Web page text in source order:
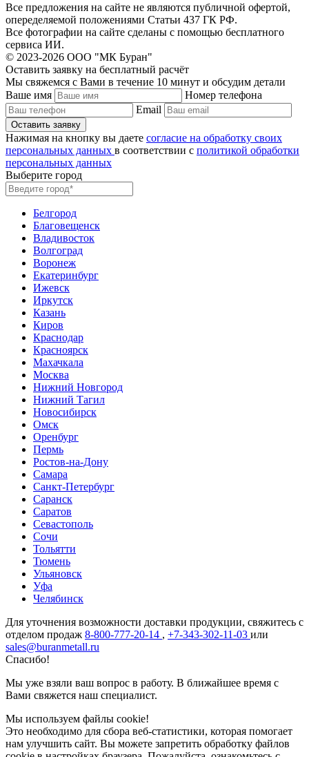
Все предложения на сайте не являются публичной офертой,
опеределяемой положениями Статьи 437 ГК РФ.
Все фотографии на сайте сделаны с помощью бесплатного
сервиса ИИ.
© 2023-2026 ООО "МК Буран"
Оставить заявку на бесплатный расчёт
Мы свяжемся с Вами в течение 10 минут и обсудим детали
Ваше имя
Номер телефона
Email
Нажимая на кнопку вы даете согласие на обработку своих
персональных данных в соответствии с политикой обработки
персональных данных
Выберите город
Белгород
Благовещенск
Владивосток
Волгоград
Воронеж
Екатеринбург
Ижевск
Иркутск
Казань
Киров
Краснодар
Красноярск
Махачкала
Москва
Нижний Новгород
Нижний Тагил
Новосибирск
Омск
Оренбург
Пермь
Ростов-на-Дону
Самара
Санкт-Петербург
Саранск
Саратов
Севастополь
Сочи
Тольятти
Тюмень
Ульяновск
Уфа
Челябинск
Для уточнения возможности доставки продукции, свяжитесь с
отделом продаж 8-800-777-20-14 , +7-343-302-11-03 или
sales@buranmetall.ru
Спасибо!
Мы уже взяли ваш вопрос в работу. В ближайшее время с
Вами свяжется наш специалист.
Мы используем файлы cookie!
Это необходимо для сбора веб-статистики, которая помогает
нам улучшить сайт. Вы можете запретить обработку файлов